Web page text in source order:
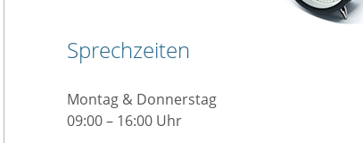
Sprechzeiten
Montag & Donnerstag
09:00 – 16:00 Uhr